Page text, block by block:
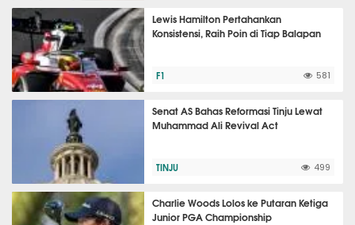
Lewis Hamilton Pertahankan
Konsistensi, Raih Poin di Tiap Balapan
F1 581
Senat AS Bahas Reformasi Tinju Lewat
Muhammad Ali Revival Act
TINJU 499
Charlie Woods Lolos ke Putaran Ketiga
Junior PGA Championship